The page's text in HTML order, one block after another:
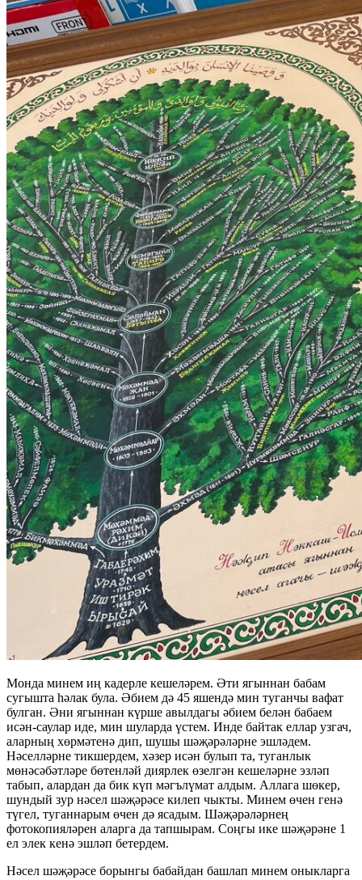
Монда минем иң кадерле кешеләрем. Әти ягыннан бабам
сугышта һәлак була. Әбием дә 45 яшендә мин туганчы вафат
булган. Әни ягыннан күрше авылдагы әбием белән бабаем
исән-саулар иде, мин шуларда үстем. Инде байтак еллар узгач,
аларның хөрмәтенә дип, шушы шәҗәрәләрне эшләдем.
Нәселләрне тикшердем, хәзер исән булып та, туганлык
мөнәсәбәтләре бөтенләй диярлек өзелгән кешеләрне эзләп
табып, алардан да бик күп мәгълүмат алдым. Аллага шөкер,
шундый зур нәсел шәҗәрәсе килеп чыкты. Минем өчен генә
түгел, туганнарым өчен дә ясадым. Шәҗәрәләрнең
фотокопияләрен аларга да тапшырам. Соңгы ике шәҗәрәне 1
ел элек кенә эшләп бетердем.
Нәсел шәҗәрәсе борынгы бабайдан башлап минем оныкларга